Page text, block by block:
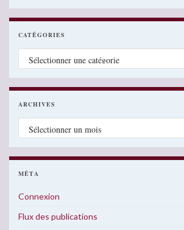
CATÉGORIES
Catégories
ARCHIVES
Archives
MÉTA
Connexion
Flux des publications